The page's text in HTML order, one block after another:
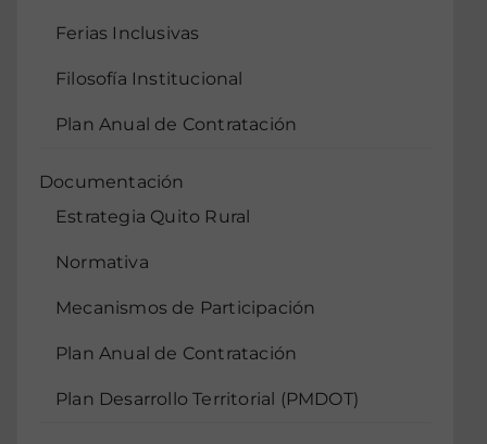
Ferias Inclusivas
Filosofía Institucional
Plan Anual de Contratación
Documentación
Estrategia Quito Rural
Normativa
Mecanismos de Participación
Plan Anual de Contratación
Plan Desarrollo Territorial (PMDOT)